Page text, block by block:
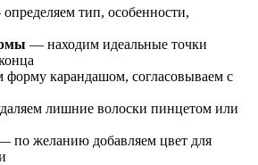
тип, особенности,
— находим идеальные точки
карандашом, согласовываем с
лишние волоски пинцетом или
по желанию добавляем цвет для